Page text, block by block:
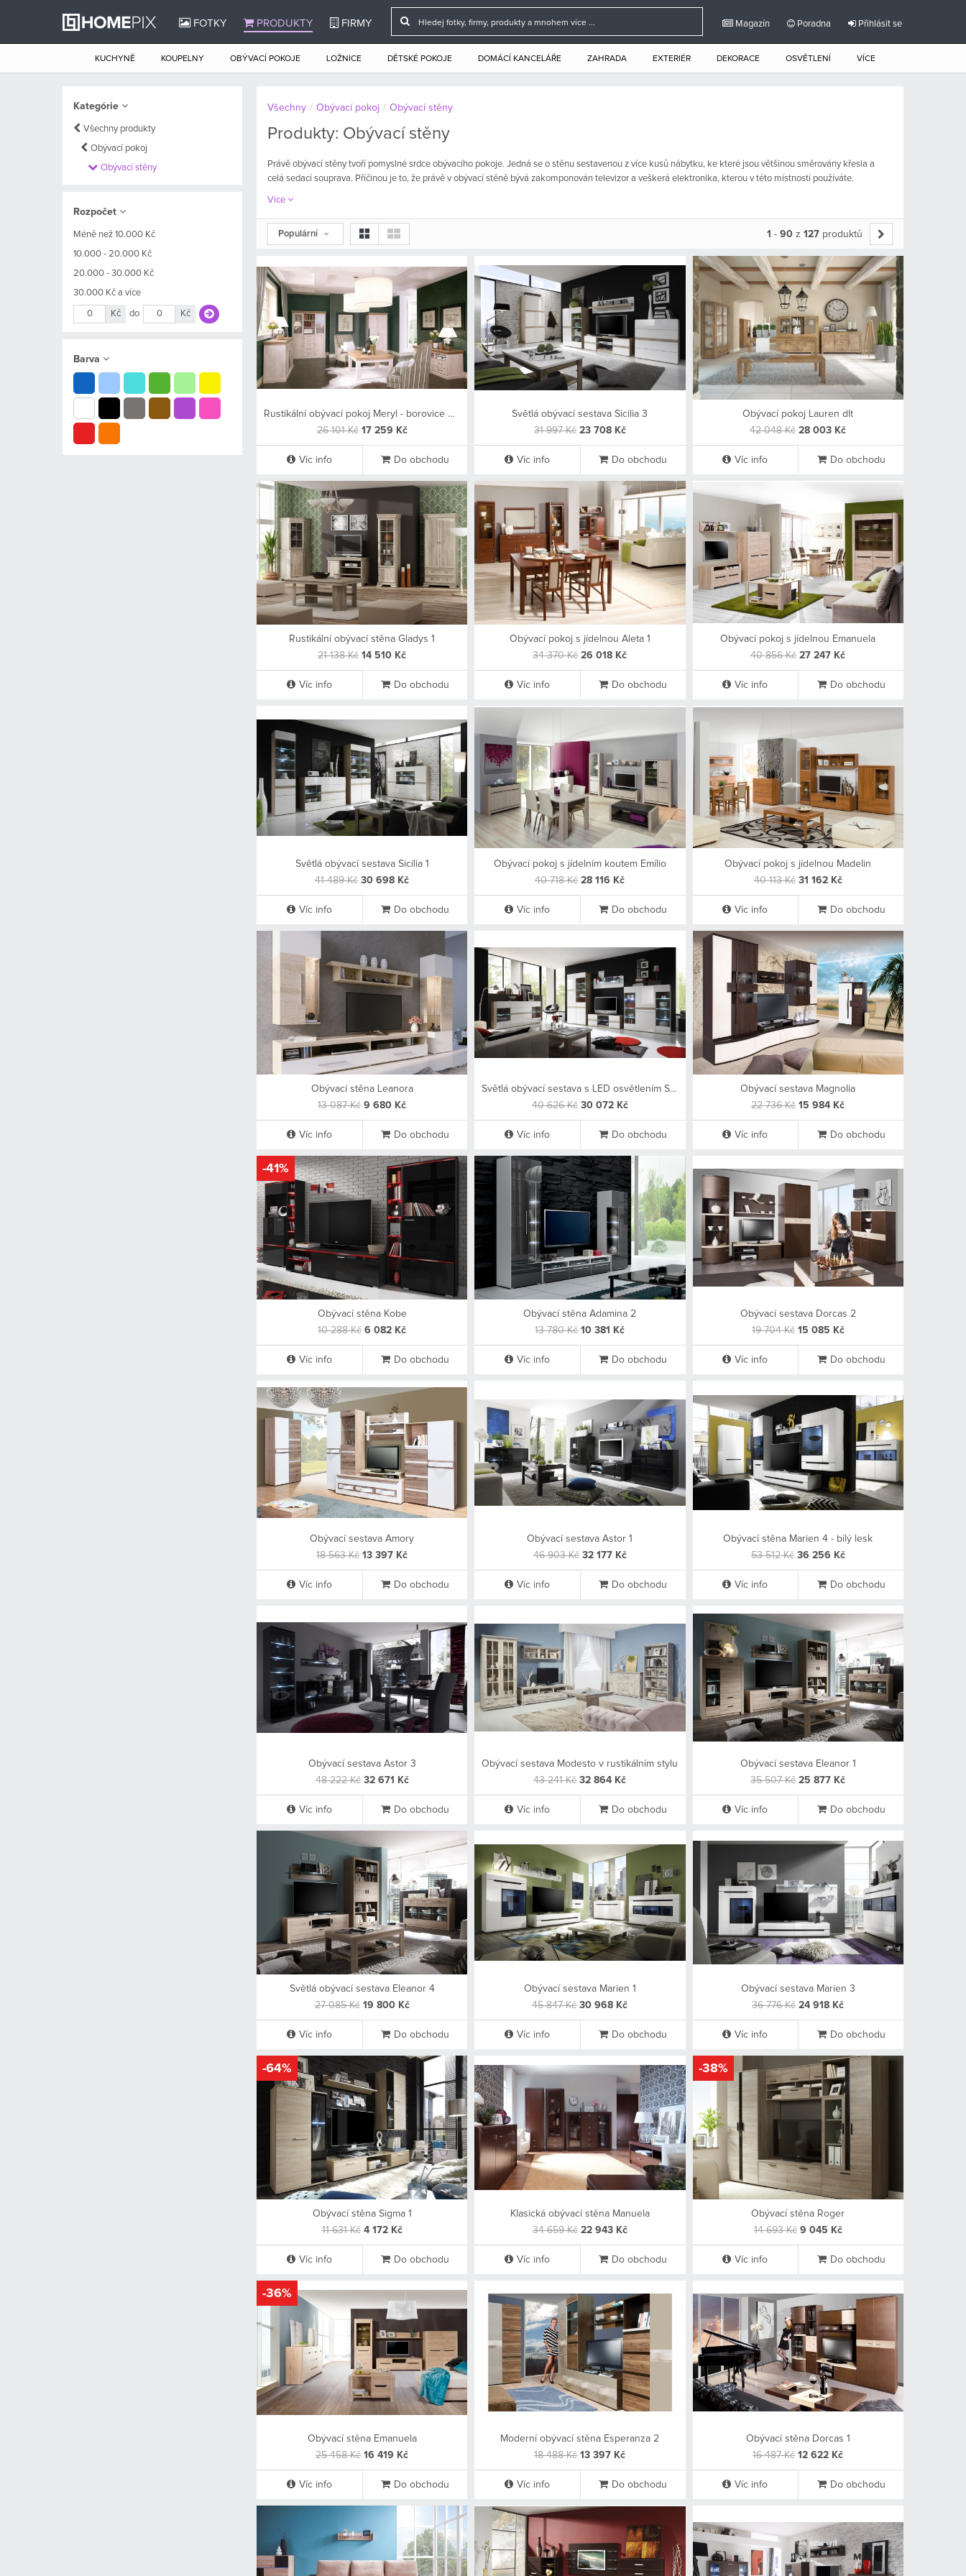
FOTKY PRODUKTY FIRMY Magazín Poradna Přihlásit se
KUCHYNĚ KOUPELNY OBÝVACÍ POKOJE LOŽNICE DĚTSKÉ POKOJE DOMÁCÍ KANCELÁŘE ZAHRADA EXTERIÉR DEKORACE OSVĚTLENÍ VÍCE
Kategórie
Všechny produkty
Obývací pokoj
Obývací stěny
Rozpočet
Méně než 10.000 Kč
10.000 - 20.000 Kč
20.000 - 30.000 Kč
30.000 Kč a více
Kč do Kč
Barva
Všechny / Obývací pokoj / Obývací stěny
Produkty: Obývací stěny
Právě obývací stěny tvoří pomyslné srdce obývacího pokoje. Jedná se o stěnu sestavenou z více kusů nábytku, ke které jsou většinou směrovány křesla a
celá sedací souprava. Příčinou je to, že právě v obývací stěně bývá zakomponován televizor a veškerá elektronika, kterou v této místnosti používáte.
Více
Populární 1 - 90 z 127 produktů
Rustikální obývací pokoj Meryl - borovice nordic / dub divoký
26 101 Kč 17 259 Kč
Víc info Do obchodu
Světlá obývací sestava Sicilia 3
31 997 Kč 23 708 Kč
Víc info Do obchodu
Obývací pokoj Lauren dlt
42 048 Kč 28 003 Kč
Víc info Do obchodu
Rustikální obývací stěna Gladys 1
21 138 Kč 14 510 Kč
Víc info Do obchodu
Obývací pokoj s jídelnou Aleta 1
34 370 Kč 26 018 Kč
Víc info Do obchodu
Obývací pokoj s jídelnou Emanuela
40 856 Kč 27 247 Kč
Víc info Do obchodu
Světlá obývací sestava Sicilia 1
41 489 Kč 30 698 Kč
Víc info Do obchodu
Obývací pokoj s jídelním koutem Emílio
40 718 Kč 28 116 Kč
Víc info Do obchodu
Obývací pokoj s jídelnou Madelin
40 113 Kč 31 162 Kč
Víc info Do obchodu
Obývací stěna Leanora
13 087 Kč 9 680 Kč
Víc info Do obchodu
Světlá obývací sestava s LED osvětlením Sicilia 2
40 626 Kč 30 072 Kč
Víc info Do obchodu
Obývací sestava Magnolia
22 736 Kč 15 984 Kč
Víc info Do obchodu
-41%
Obývací stěna Kobe
10 288 Kč 6 082 Kč
Víc info Do obchodu
Obývací stěna Adamina 2
13 780 Kč 10 381 Kč
Víc info Do obchodu
Obývací sestava Dorcas 2
19 704 Kč 15 085 Kč
Víc info Do obchodu
Obývací sestava Amory
18 563 Kč 13 397 Kč
Víc info Do obchodu
Obývací sestava Astor 1
46 903 Kč 32 177 Kč
Víc info Do obchodu
Obývací stěna Marien 4 - bílý lesk
53 512 Kč 36 256 Kč
Víc info Do obchodu
Obývací sestava Astor 3
48 222 Kč 32 671 Kč
Víc info Do obchodu
Obývací sestava Modesto v rustikálním stylu
43 241 Kč 32 864 Kč
Víc info Do obchodu
Obývací sestava Eleanor 1
35 507 Kč 25 877 Kč
Víc info Do obchodu
Světlá obývací sestava Eleanor 4
27 085 Kč 19 800 Kč
Víc info Do obchodu
Obývací sestava Marien 1
45 847 Kč 30 968 Kč
Víc info Do obchodu
Obývací sestava Marien 3
36 776 Kč 24 918 Kč
Víc info Do obchodu
-64%
Obývací stěna Sigma 1
11 631 Kč 4 172 Kč
Víc info Do obchodu
Klasická obývací stěna Manuela
34 659 Kč 22 943 Kč
Víc info Do obchodu
-38%
Obývací stěna Roger
14 693 Kč 9 045 Kč
Víc info Do obchodu
-36%
Obývací stěna Emanuela
25 458 Kč 16 419 Kč
Víc info Do obchodu
Moderní obývací stěna Esperanza 2
18 488 Kč 13 397 Kč
Víc info Do obchodu
Obývací stěna Dorcas 1
16 487 Kč 12 622 Kč
Víc info Do obchodu